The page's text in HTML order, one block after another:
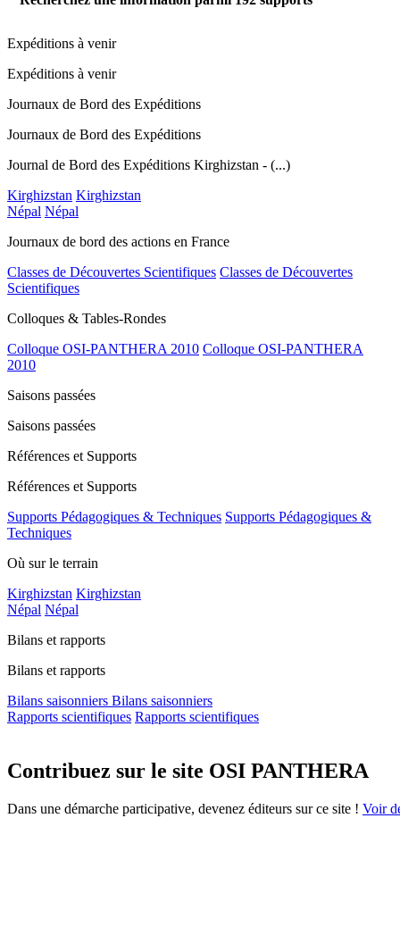
Expéditions à venir
Expéditions à venir
Journaux de Bord des Expéditions
Journaux de Bord des Expéditions
Journal de Bord des Expéditions Kirghizstan - (...)
Kirghizstan Kirghizstan
Népal Népal
Journaux de bord des actions en France
Classes de Découvertes Scientifiques Classes de Découvertes
Scientifiques
Colloques & Tables-Rondes
Colloque OSI-PANTHERA 2010 Colloque OSI-PANTHERA
2010
Saisons passées
Saisons passées
Références et Supports
Références et Supports
Supports Pédagogiques & Techniques Supports Pédagogiques &
Techniques
Où sur le terrain
Kirghizstan Kirghizstan
Népal Népal
Bilans et rapports
Bilans et rapports
Bilans saisonniers Bilans saisonniers
Rapports scientifiques Rapports scientifiques
Contribuez sur le site OSI PANTHERA
Dans une démarche participative, devenez éditeurs sur ce site ! Voir